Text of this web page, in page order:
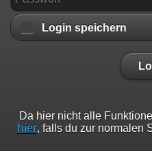
Login speichern
Da hier nicht alle
hier, falls du zur normalen